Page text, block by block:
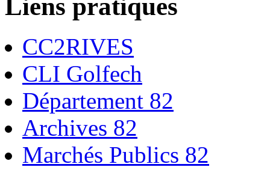
Liens pratiques
CC2RIVES
CLI Golfech
Département 82
Archives 82
Marchés Publics 82